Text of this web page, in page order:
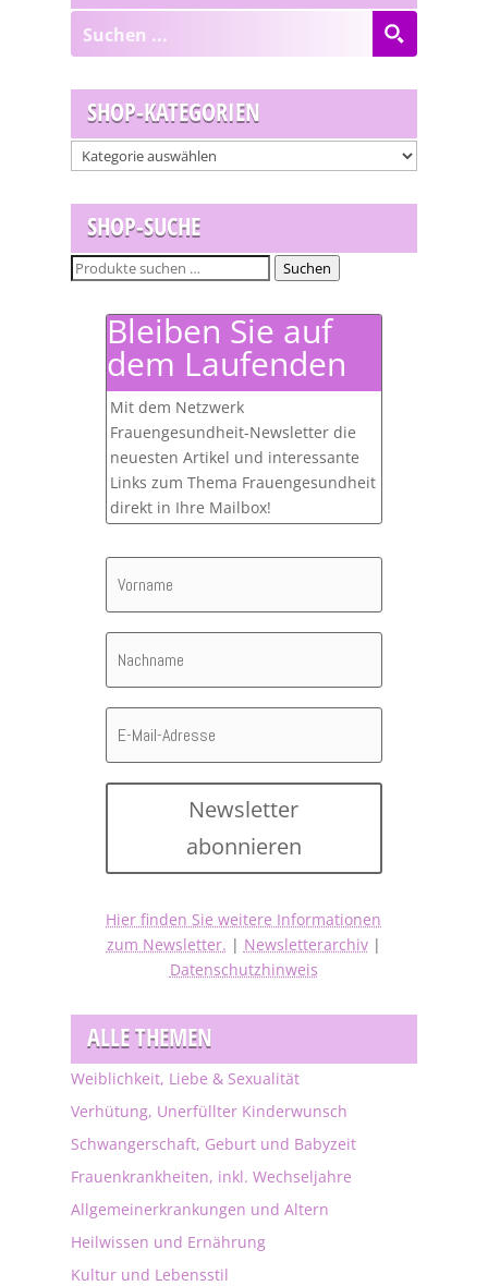
SHOP-KATEGORIEN
SHOP-SUCHE
Suchen
Suchen
Bleiben Sie auf
dem Laufenden
Mit dem Netzwerk
Frauengesundheit-Newsletter die
neuesten Artikel und interessante
Links zum Thema Frauengesundheit
direkt in Ihre Mailbox!
Newsletter
abonnieren
Hier finden Sie weitere Informationen
zum Newsletter. | Newsletterarchiv|
Datenschutzhinweis
ALLE THEMEN
Weiblichkeit, Liebe & Sexualität
Verhütung, Unerfüllter Kinderwunsch
Schwangerschaft, Geburt und Babyzeit
Frauenkrankheiten, inkl. Wechseljahre
Allgemeinerkrankungen und Altern
Heilwissen und Ernährung
Kultur und Lebensstil